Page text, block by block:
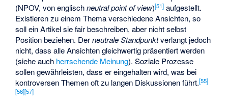
(NPOV, von englischneutral point of view)[51] aufgestellt.
Existieren zu einem Thema verschiedene Ansichten, so
soll ein Artikel sie fair beschreiben, aber nicht selbst
Position beziehen. Derneutrale Standpunktverlangt jedoch
nicht, dass alle Ansichten gleichwertig präsentiert werden
(siehe auch herrschende Meinung). Soziale Prozesse
sollen gewährleisten, dass er eingehalten wird, was bei
kontroversen Themen oft zu langen Diskussionen führt.[55]
[56][57]